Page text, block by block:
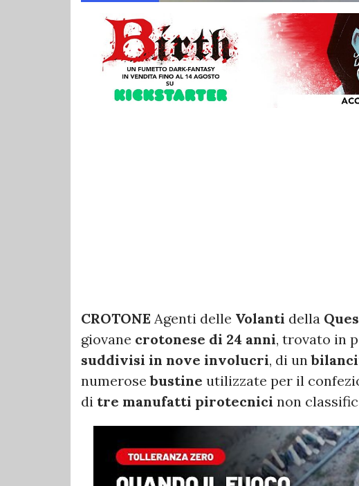
CROTONE Agenti delle Volanti della
giovane crotonese di 24 anni, trovato in
suddivisi in nove involucri, di un
numerosebustine utilizzate per il
di tre manufatti pirotecnici non